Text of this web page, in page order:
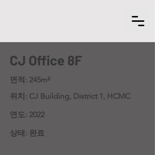
CJ Office 8F
면적: 245m²
위치: CJ Building, District 1, HCMC
연도: 2022
상태: 완료